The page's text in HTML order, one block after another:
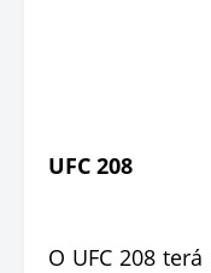
UFC 208
O UFC 208